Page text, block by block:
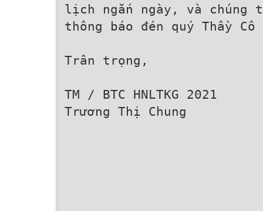
lịch ngắn ngày, và chúng
thông báo đén quý Thầy
Trân trọng,
TM / BTC HNLTKG 2021
Trương Thị Chung